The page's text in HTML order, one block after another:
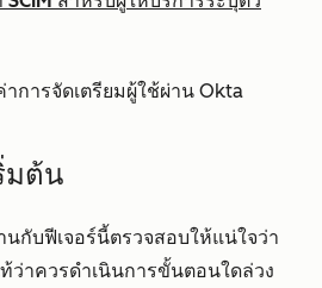
าการจัดเตรียมผู้ใช้ผ่าน Okta
มต้น
กับฟีเจอร์นี้ตรวจสอบให้แน่ใจว่า
ว่าควรดำเนินการขั้นตอนใดล่วง